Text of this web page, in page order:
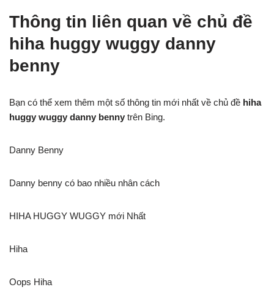
Thông tin liên quan về chủ đề
hiha huggy wuggy danny
benny
Bạn có thể xem thêm một số thông tin mới nhất về chủ đề hiha
huggy wuggy danny benny trên Bing.
Danny Benny
Danny benny có bao nhiều nhân cách
HIHA HUGGY WUGGY mới Nhất
Hiha
Oops Hiha